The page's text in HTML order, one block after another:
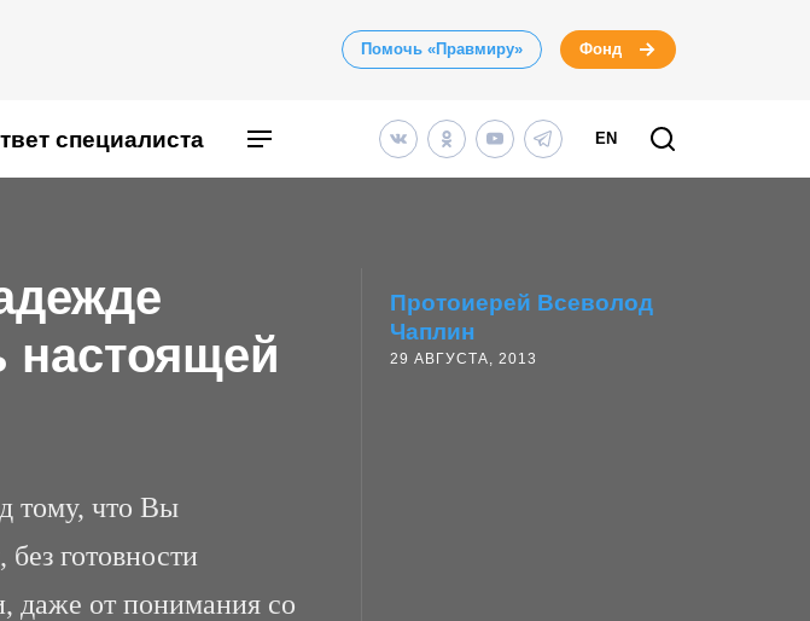
Помочь «Правмиру» Фонд
специалиста EN
настоящей
тому, что Вы
готовности
даже от понимания со
Протоиерей Всеволод
Чаплин
29 АВГУСТА, 2013